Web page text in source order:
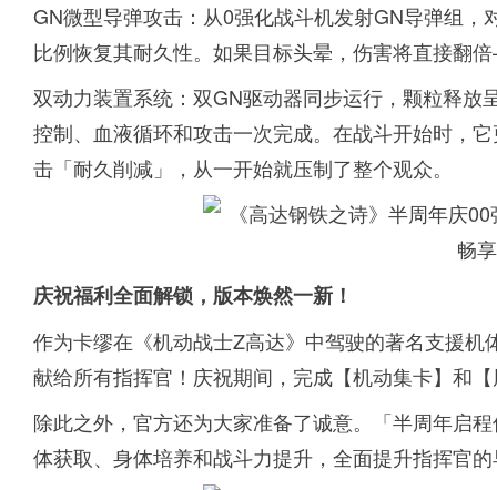
GN微型导弹攻击：从0强化战斗机发射GN导弹组
比例恢复其耐久性。如果目标头晕，伤害将直接
双动力装置系统：双GN驱动器同步运行，颗粒释
控制、血液循环和攻击一次完成。在战斗开始时，
击「耐久削减」，从一开始就压制了整个观众。
庆祝福利全面解锁，版本焕然一新！
作为卡缪在《机动战士Z高达》中驾驶的著名支援
献给所有指挥官！庆祝期间，完成【机动集卡】和
除此之外，官方还为大家准备了诚意。「半周年启
体获取、身体培养和战斗力提升，全面提升指挥官